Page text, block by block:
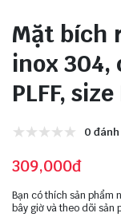
Mặt bích
inox 304,
PLFF,
0
309,000đ
Bạn có thích sản phẩm
bây giờ và theo dõi sản